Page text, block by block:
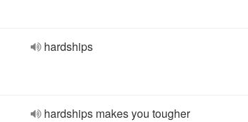
hardships
hardships makes you tougher